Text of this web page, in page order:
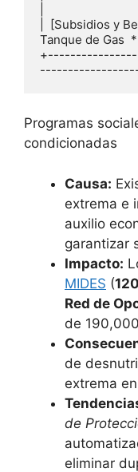
|
|  [Subsidios y
Tanque de Gas  *
Programas
condicionadas
Causa:
extrema e
auxilio
garantizar
Impacto:
MIDES (
Red de
de
de
extrema
de
eliminar